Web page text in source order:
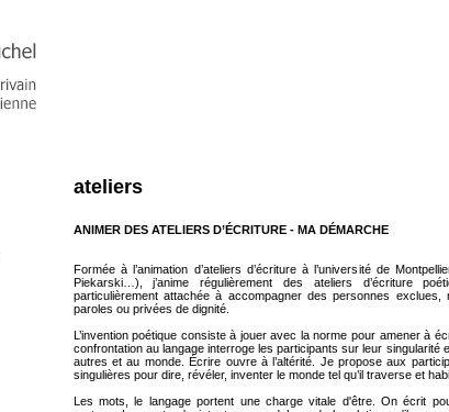
ateliers
ANIMER DES ATELIERS D’ÉCRITURE - MA DÉMARCHE
Formée à l’animation d’ateliers d’écriture à l’université de
Piekarski…), j’anime régulièrement des ateliers d’écriture
particulièrement attachée à accompagner des personnes exclues,
paroles ou privées de dignité.
L’invention poétique consiste à jouer avec la norme pour amener à
confrontation au langage interroge les participants sur leur singularité
autres et au monde. Écrire ouvre à l’altérité. Je propose aux
singulières pour dire, révéler, inventer le monde tel qu’il traverse et
Les mots, le langage portent une charge vitale d'être. On écrit